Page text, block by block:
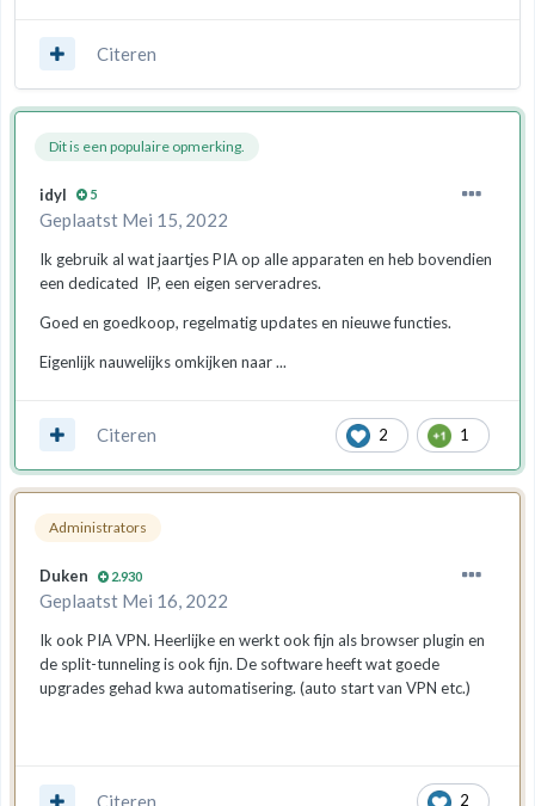
Citeren
Dit is een populaire opmerking.
idyl 5
Geplaatst Mei 15, 2022
Ik gebruik al wat jaartjes PIA op alle apparaten en heb bovendien
een dedicated IP, een eigen serveradres.
Goed en goedkoop, regelmatig updates en nieuwe functies.
Eigenlijk nauwelijks omkijken naar ...
2 1
Citeren
Administrators
Duken 2.930
Geplaatst Mei 16, 2022
Ik ook PIA VPN. Heerlijke en werkt ook fijn als browser plugin en
de split-tunneling is ook fijn. De software heeft wat goede
upgrades gehad kwa automatisering. (auto start van VPN etc.)
2
Citeren